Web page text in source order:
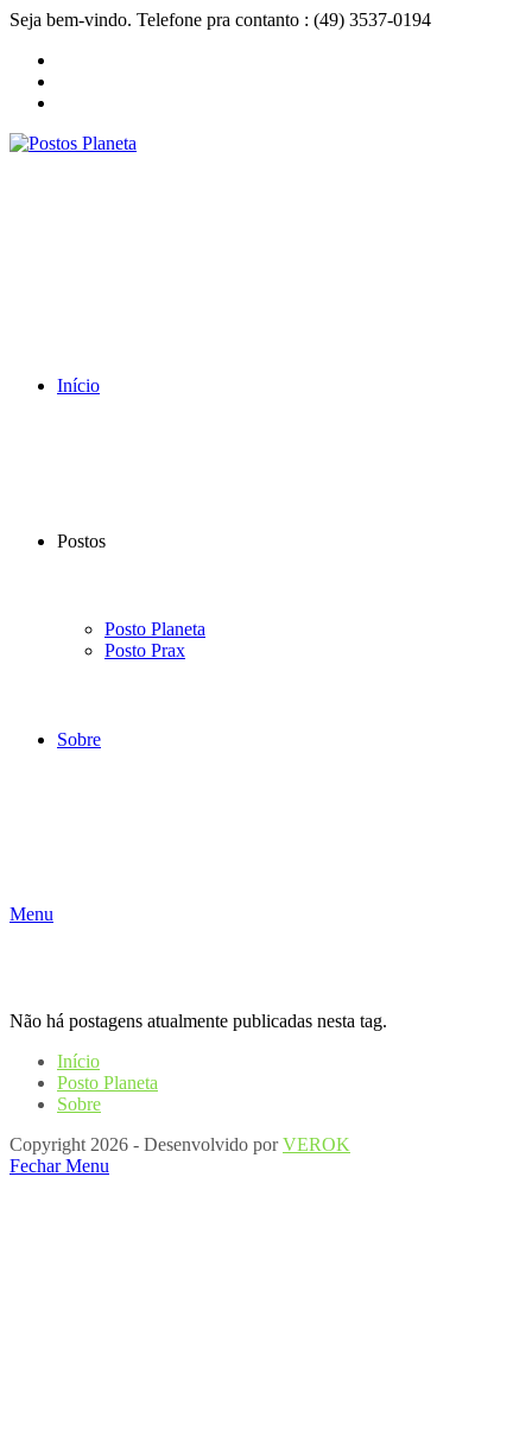
Seja bem-vindo. Telefone pra contanto : (49) 3537-0194
Início
Postos
Posto Planeta
Posto Prax
Sobre
Menu
Não há postagens atualmente publicadas nesta tag.
Início
Posto Planeta
Sobre
Copyright 2026 - Desenvolvido porVEROK
Fechar Menu